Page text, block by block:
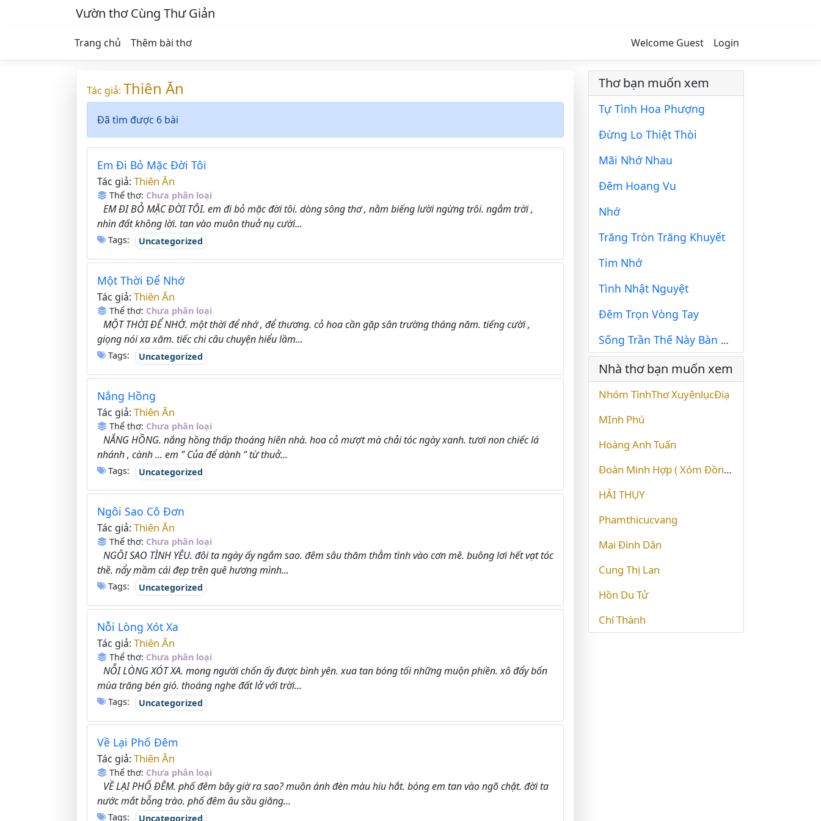
Vườn thơ Cùng Thư Giản
Trang chủ Thêm bài thơ Welcome Guest Login
Tác giả: Thiên Ăn
Đã tìm được 6 bài
Em Đi Bỏ Mặc Đời Tôi
Tác giả: Thiên Ăn
Thể thơ: Chưa phân loại
EM ĐI BỎ MẶC ĐỜI TÔI. em đi bỏ mặc đời tôi. dòng sông thơ , nằm biếng lười ngừng trôi. ngắm trời ,
nhìn đất không lời. tan vào muôn thuở nụ cười...
Tags: Uncategorized
Một Thời Để Nhớ
Tác giả: Thiên Ăn
Thể thơ: Chưa phân loại
MỘT THỜI ĐỂ NHỚ. một thời để nhớ , để thương. cỏ hoa cần gặp sân trường tháng năm. tiếng cười ,
giọng nói xa xăm. tiếc chi câu chuyện hiểu lầm...
Tags: Uncategorized
Nắng Hồng
Tác giả: Thiên Ăn
Thể thơ: Chưa phân loại
NẮNG HỒNG. nắng hồng thấp thoáng hiên nhà. hoa cỏ mượt mà chải tóc ngày xanh. tươi non chiếc lá
nhánh , cành ... em " Của để dành " từ thuở...
Tags: Uncategorized
Ngôi Sao Cô Đơn
Tác giả: Thiên Ăn
Thể thơ: Chưa phân loại
NGÔI SAO TÌNH YÊU. đôi ta ngày ấy ngắm sao. đêm sâu thăm thẳm tình vào cơn mê. buông lơi hết vạt tóc
thề. nẩy mầm cái đẹp trên quê hương mình...
Tags: Uncategorized
Nỗi Lòng Xót Xa
Tác giả: Thiên Ăn
Thể thơ: Chưa phân loại
NỖI LÒNG XÓT XA. mong người chốn ấy được bình yên. xua tan bóng tối những muộn phiền. xô đẩy bốn
mùa trăng bén gió. thoáng nghe đất lở với trời...
Tags: Uncategorized
Về Lại Phố Đêm
Tác giả: Thiên Ăn
Thể thơ: Chưa phân loại
VỀ LẠI PHỐ ĐÊM. phố đêm bây giờ ra sao? muôn ánh đèn màu hiu hắt. bóng em tan vào ngõ chật. đời ta
nước mắt bỗng trào. phố đêm âu sầu giăng...
Tags: Uncategorized
Thơ bạn muốn xem
Tự Tình Hoa Phượng
Đừng Lo Thiệt Thòi
Mãi Nhớ Nhau
Đêm Hoang Vu
Nhớ
Trăng Tròn Trăng Khuyết
Tim Nhớ
Tình Nhật Nguyệt
Đêm Trọn Vòng Tay
Sống Trần Thế Này Bàn Tay Trắng (Tập Thơ Xàm Xí Đế)
Nhà thơ bạn muốn xem
Nhóm TìnhThơ XuyênlụcĐiạ
MInh Phú
Hoàng Anh Tuấn
Đoàn Minh Hợp ( Xóm Đồng )
HẢI THỤY
Phamthicucvang
Mai Đình Dân
Cung Thị Lan
Hồn Du Tử
Chí Thành